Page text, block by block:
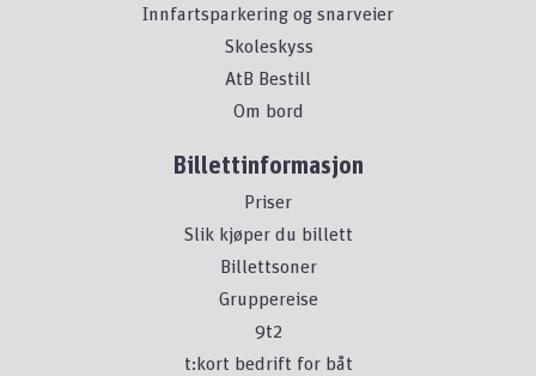
Innfartsparkering og snarveier
Skoleskyss
AtB Bestill
Om bord
Billettinformasjon
Priser
Slik kjøper du billett
Billettsoner
Gruppereise
9t2
t:kort bedrift for båt